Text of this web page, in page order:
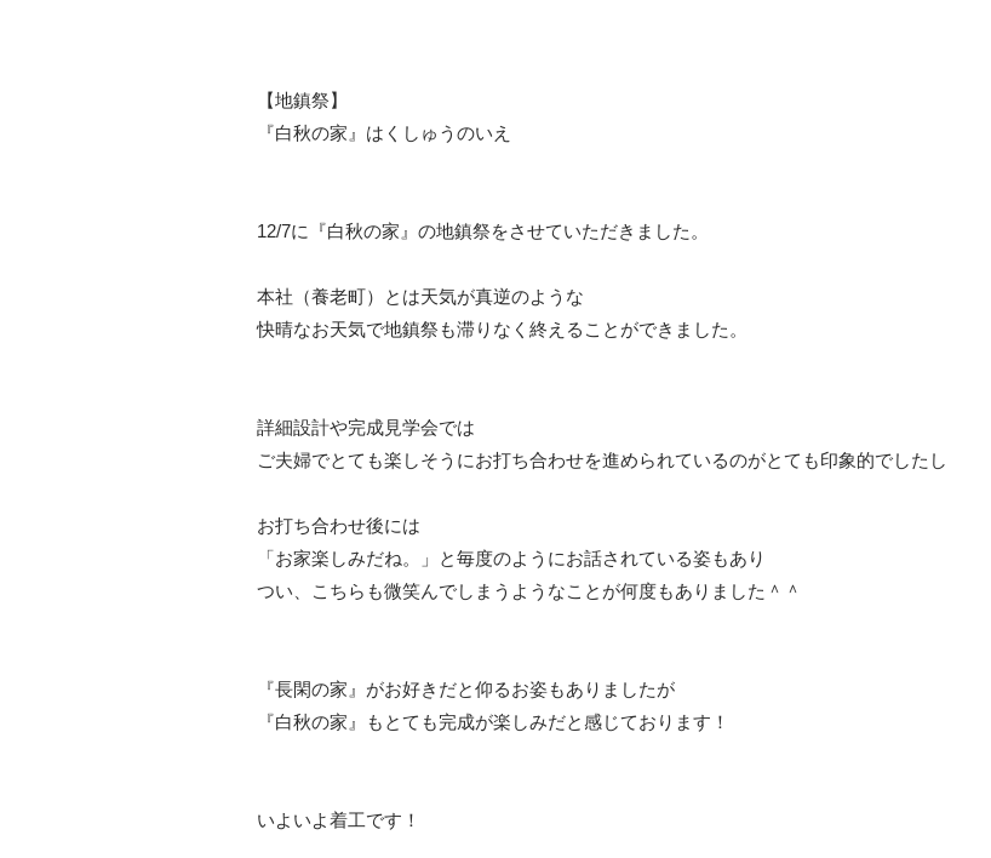
【地鎮祭】
『白秋の家』はくしゅうのいえ
12/7に『白秋の家』の地鎮祭をさせていただきました。
本社（養老町）とは天気が真逆のような
快晴なお天気で地鎮祭も滞りなく終えることができました。
詳細設計や完成見学会では
ご夫婦でとても楽しそうにお打ち合わせを進められているのがとても印象的でしたし
お打ち合わせ後には
「お家楽しみだね。」と毎度のようにお話されている姿もあり
つい、こちらも微笑んでしまうようなことが何度もありました＾＾
『長閑の家』がお好きだと仰るお姿もありましたが
『白秋の家』もとても完成が楽しみだと感じております！
いよいよ着工です！